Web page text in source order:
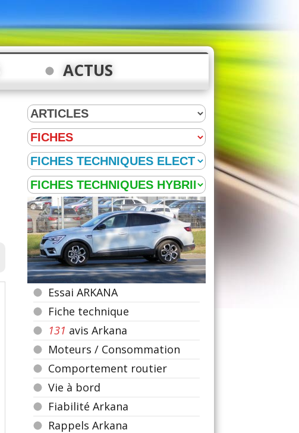
ACTUS
Essai ARKANA
Fiche technique
131 avis Arkana
Moteurs / Consommation
Comportement routier
Vie à bord
Fiabilité Arkana
Rappels Arkana